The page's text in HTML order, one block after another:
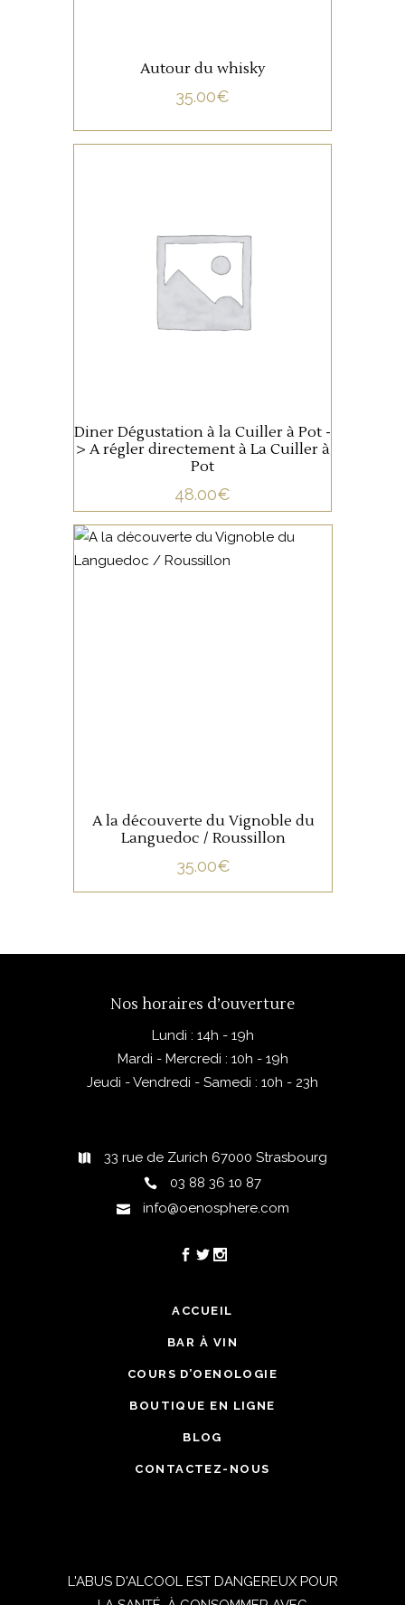
Autour du whisky
35.00€
NON CATÉGORISÉ
LIRE LA SUITE
Diner Dégustation à la Cuiller à Pot -
> A régler directement à La Cuiller à
Pot
48.00€
A la découverte du Vignoble du
Languedoc / Roussillon
35.00€
Nos horaires d’ouverture
Lundi : 14h - 19h
Mardi - Mercredi : 10h - 19h
Jeudi - Vendredi - Samedi : 10h - 23h
33 rue de Zurich 67000 Strasbourg
03 88 36 10 87
info@oenosphere.com
ACCUEIL
BAR À VIN
COURS D’OENOLOGIE
BOUTIQUE EN LIGNE
BLOG
CONTACTEZ-NOUS
L'ABUS D'ALCOOL EST DANGEREUX POUR